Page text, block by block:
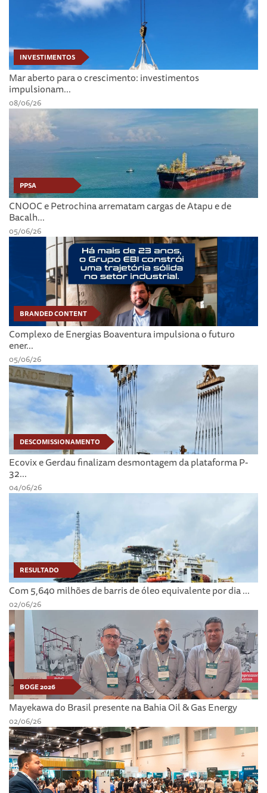
INVESTIMENTOS
Mar aberto para o crescimento: investimentos
impulsionam...
08/06/26
PPSA
CNOOC e Petrochina arrematam cargas de Atapu e de
Bacalh...
05/06/26
BRANDED CONTENT
Complexo de Energias Boaventura impulsiona o futuro
ener...
05/06/26
DESCOMISSIONAMENTO
Ecovix e Gerdau finalizam desmontagem da plataforma P-
32...
04/06/26
RESULTADO
Com 5,640 milhões de barris de óleo equivalente por dia ...
02/06/26
BOGE 2026
Mayekawa do Brasil presente na Bahia Oil & Gas Energy
02/06/26